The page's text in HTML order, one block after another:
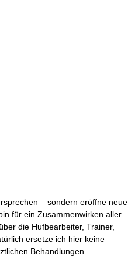
– sondern eröffne neue
für ein Zusammenwirken aller
die Hufbearbeiter, Trainer,
ersetze ich hier keine
Behandlungen.